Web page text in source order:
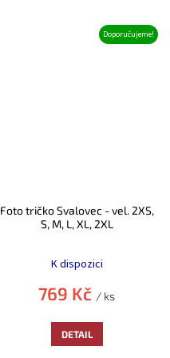
Doporučujeme!
Foto tričko Svalovec - vel. 2XS,
S, M, L, XL, 2XL
hodnocení
produktu
je
5,0
z
5
hvězdiček.
K dispozici
769 Kč / ks
DETAIL